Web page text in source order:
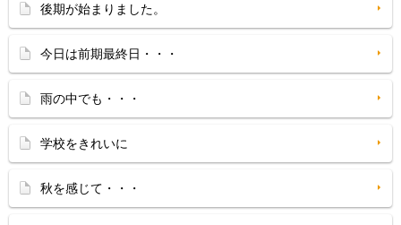
後期が始まりました。
今日は前期最終日・・・
雨の中でも・・・
学校をきれいに
秋を感じて・・・